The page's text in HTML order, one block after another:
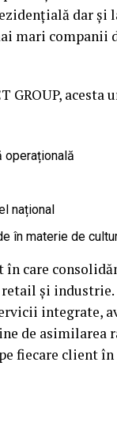
dar și
mari companii
GROUP,
național
în materie de
care
și
integrate,
de asimilarea
fiecare client